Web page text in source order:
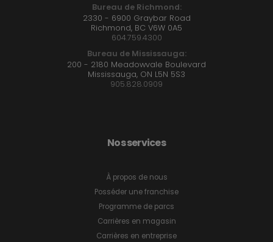
Bureau de Richmond:
2330 - 6900 Graybar Road
Richmond, BC V6W 0A5
604.759.4300
Bureau de Mississauga:
200 - 2180 Meadowvale Boulevard
Mississauga, ON L5N 5S3
905.828.0909
Nos services
À propos de nous
Posséder une franchise
Programme de parcs
Carrières en magasin
Carrières en entreprise